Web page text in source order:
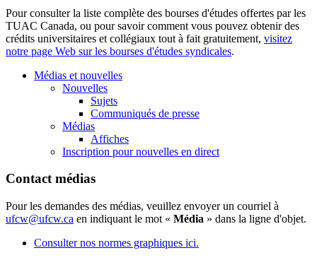
Pour consulter la liste complète des bourses d'études offertes par les
TUAC Canada, ou pour savoir comment vous pouvez obtenir des
crédits universitaires et collégiaux tout à fait gratuitement, visitez
notre page Web sur les bourses d'études syndicales.
Médias et nouvelles
Nouvelles
Sujets
Communiqués de presse
Médias
Affiches
Inscription pour nouvelles en direct
Contact médias
Pour les demandes des médias, veuillez envoyer un courriel à
ufcw@ufcw.ca en indiquant le mot « Média » dans la ligne d'objet.
Consulter nos normes graphiques ici.